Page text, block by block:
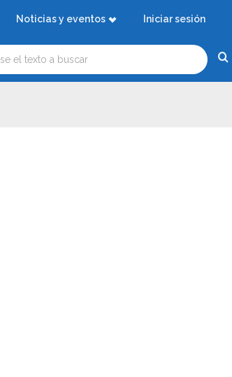
Noticias y eventos Iniciar sesión